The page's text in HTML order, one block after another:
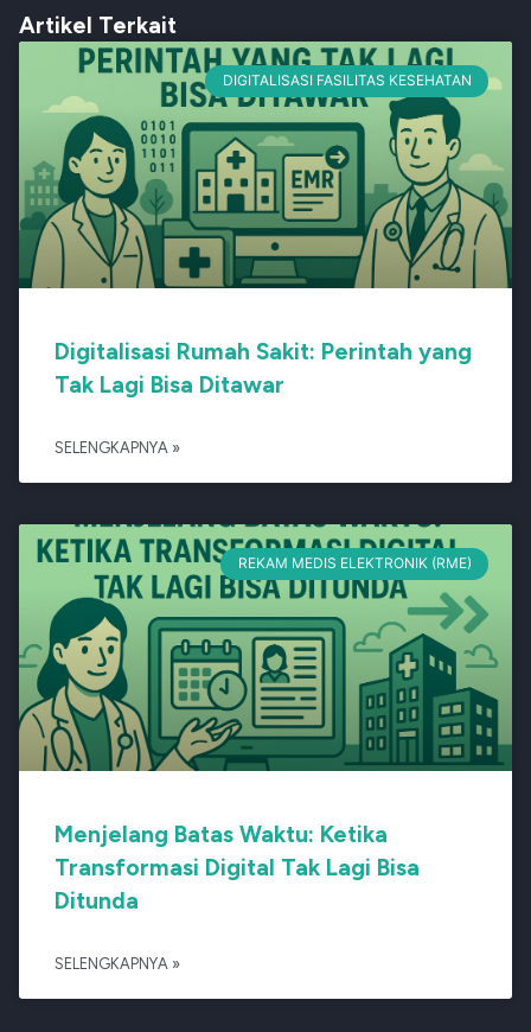
Artikel Terkait
DIGITALISASI FASILITAS KESEHATAN
Digitalisasi Rumah Sakit: Perintah yang
Tak Lagi Bisa Ditawar
SELENGKAPNYA »
REKAM MEDIS ELEKTRONIK (RME)
Menjelang Batas Waktu: Ketika
Transformasi Digital Tak Lagi Bisa
Ditunda
SELENGKAPNYA »